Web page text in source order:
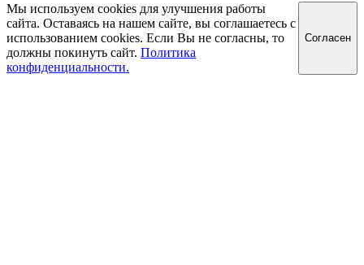
Мы используем cookies для улучшения работы
сайта. Оставаясь на нашем сайте, вы соглашаетесь с
использованием cookies. Если Вы не согласны, то
должны покинуть сайт. Политика
конфиденциальности.
Cогласен